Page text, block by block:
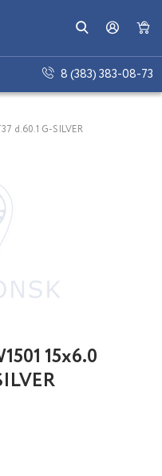
8 (383) 383-08-73
d.60.1 G-SILVER
15x6.0